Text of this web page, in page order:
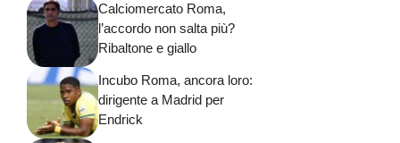
Calciomercato Roma,
l’accordo non salta più?
Ribaltone e giallo
Incubo Roma, ancora loro:
dirigente a Madrid per
Endrick